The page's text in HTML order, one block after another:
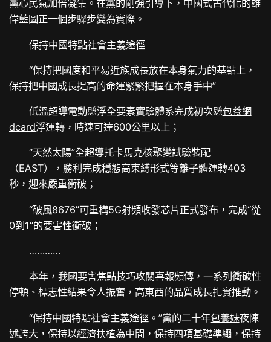
黨心民氣加倍凝集。在黨的剛強引導下，中國式古代化的雄
偉藍圖正一個步驟步變為實際。
保持中國特點社會主義途徑
“保持把國度和平易近族成長放在本身氣力的基點上，
保持把中國成長提高的命運緊緊把握在本身手中”
低溫超導電動懸浮全要素實驗體系完成初次懸包養網
dcard浮運轉，時速可達600公里以上；
“天然太陽”全超導托卡馬克核聚變試驗裝配
（EAST），勝利完成穩態高束縛形式等離子體運轉403
秒，迎來嚴重衝破；
“破風8676”可重構5G射頻收發芯片正式發布，完成“從
0到1”的要害性衝破；
…………
本年，我國要害焦點技巧攻關喜報頻傳，一系列衝破性
停頓、標志性結果令人振奮，高東西的品質成長扎實推動。
“保持中國特點社會主義途徑。”黨的二十年包養妹夜陳
述誇大，保持以經濟扶植為中間，保持四項基礎準繩，保持